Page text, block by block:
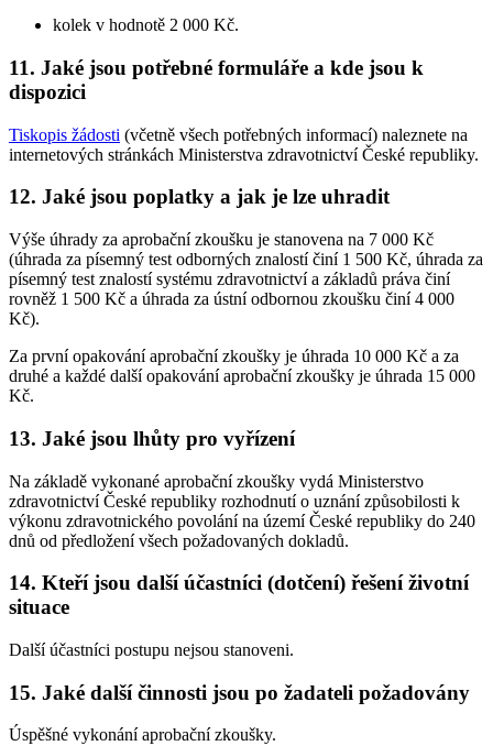
kolek v hodnotě 2 000 Kč.
11. Jaké jsou potřebné formuláře a kde jsou k
dispozici
Tiskopis žádosti (včetně všech potřebných informací) naleznete na
internetových stránkách Ministerstva zdravotnictví České republiky.
12. Jaké jsou poplatky a jak je lze uhradit
Výše úhrady za aprobační zkoušku je stanovena na 7 000 Kč
(úhrada za písemný test odborných znalostí činí 1 500 Kč, úhrada za
písemný test znalostí systému zdravotnictví a základů práva činí
rovněž 1 500 Kč a úhrada za ústní odbornou zkoušku činí 4 000
Kč).
Za první opakování aprobační zkoušky je úhrada 10 000 Kč a za
druhé a každé další opakování aprobační zkoušky je úhrada 15 000
Kč.
13. Jaké jsou lhůty pro vyřízení
Na základě vykonané aprobační zkoušky vydá Ministerstvo
zdravotnictví České republiky rozhodnutí o uznání způsobilosti k
výkonu zdravotnického povolání na území České republiky do 240
dnů od předložení všech požadovaných dokladů.
14. Kteří jsou další účastníci (dotčení) řešení životní
situace
Další účastníci postupu nejsou stanoveni.
15. Jaké další činnosti jsou po žadateli požadovány
Úspěšné vykonání aprobační zkoušky.